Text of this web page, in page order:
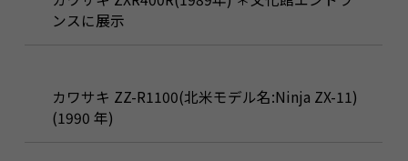
ンスに展示
カワサキ ZZ-R1100(北米モデル名:Ninja ZX-11)
(1990 年)